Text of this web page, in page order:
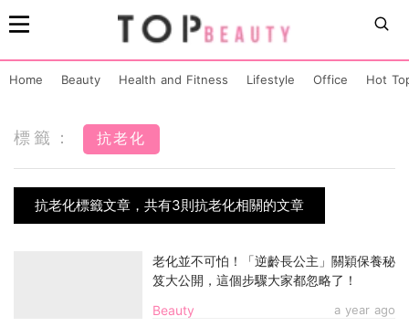
Home Beauty Health and Fitness Lifestyle Office Hot
標籤： 抗老化
抗老化標籤文章，共有3則抗老化相關的文章
Beauty a year ago
老化並不可怕！「逆齡長公主」關穎保養秘
笈大公開，這個步驟大家都忽略了！